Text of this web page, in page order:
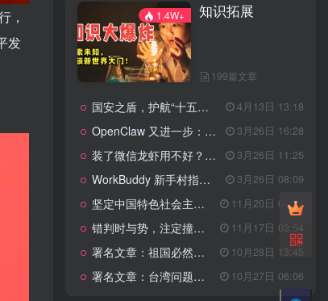
，
发
1.4W+ 知识拓展
199篇文章
国安之盾，护航“十五五”新征程 4月13日 13:18
OpenClaw 又进一步：微信直连+安全检测+版本切换 3月26日 16:28
装了微信龙虾用不好？3步让你轻松指挥AI干活！ 3月26日 11:25
WorkBuddy 新手村指南：10 个核心技巧帮你解锁满级虾🦞！ 3月26日 08:09
坚定中国特色社会主义法治的政治定力 11月20日 06:24
错判时与势，注定撞南墙 11月17日 03:54
署名文章：祖国必然统一势不可挡 10月28日 13:45
署名文章：台湾问题的由来和性质 10月27日 06:06